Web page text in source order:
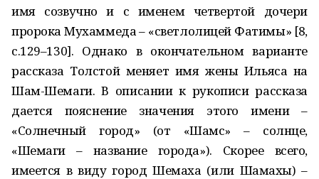
имя созвучно и с именем четвертой дочери
пророка Мухаммеда – «светлолицей Фатимы» [8,
с.129–130]. Однако в окончательном варианте
рассказа Толстой меняет имя жены Ильяса на
Шам-Шемаги. В описании к рукописи рассказа
дается пояснение значения этого имени –
«Солнечный город» (от «Шамс» – солнце,
«Шемаги – название города»). Скорее всего,
имеется в виду город Шемаха (или Шамахы) –